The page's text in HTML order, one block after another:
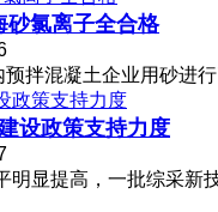
砂氯离子全合格
拌混凝土企业用砂进
设政策支持力度
显提高，一批综采新